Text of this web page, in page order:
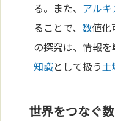
る。また、 アルキ
ることで、数値化
の探究は、情報
知識として扱う土
世界をつなぐ